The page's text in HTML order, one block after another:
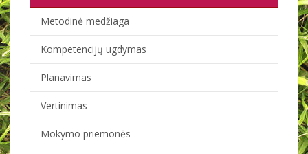
Metodinė medžiaga
Kompetencijų ugdymas
Planavimas
Vertinimas
Mokymo priemonės